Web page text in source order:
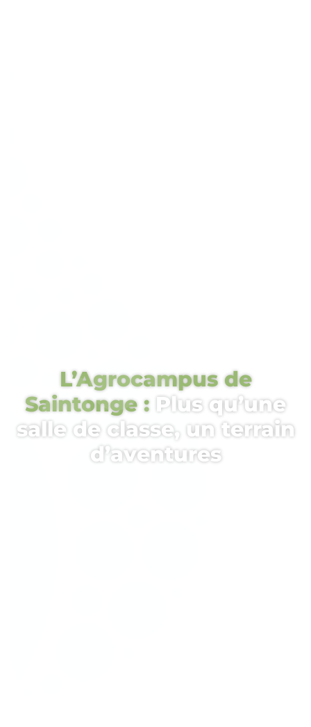
L’Agrocampus de
Saintonge : Plus qu’une
salle de classe, un terrain
d’aventures